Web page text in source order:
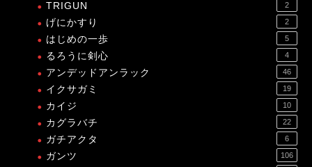
TRIGUN 2
げにかすり 2
はじめの一歩 5
るろうに剣心 4
アンデッドアンラック 46
イクサガミ 19
カイジ 10
カグラバチ 22
ガチアクタ 6
ガンツ 106